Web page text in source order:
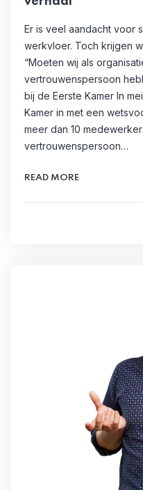
Er is veel aandacht voor
werkvloer. Toch krijgen
“Moeten wij als
vertrouwenspersoon
bij de Eerste Kamer In
Kamer in met een
meer dan 10
vertrouwenspersoon…
READ MORE